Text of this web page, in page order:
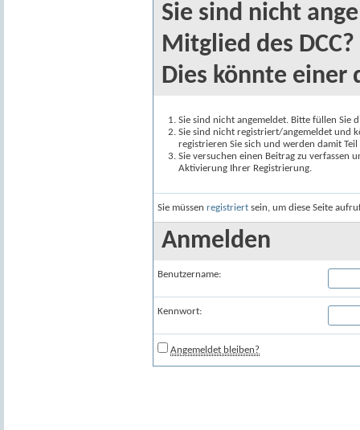
Sie sind nicht
Mitglied des DCC?
Dies könnte einer
Sie sind nicht angemeldet. Bitte füllen Sie
Sie sind nicht registriert/angemeldet und
registrieren Sie sich und werden damit
Sie versuchen einen Beitrag zu verfassen
Aktivierung Ihrer Registrierung.
Sie müssen registriert sein, um diese Seite
Anmelden
Benutzername:
Kennwort:
Angemeldet bleiben?